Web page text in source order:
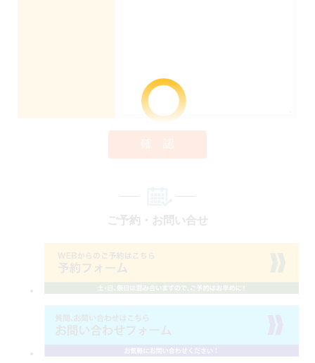
確 認
ご予約・お問い合せ